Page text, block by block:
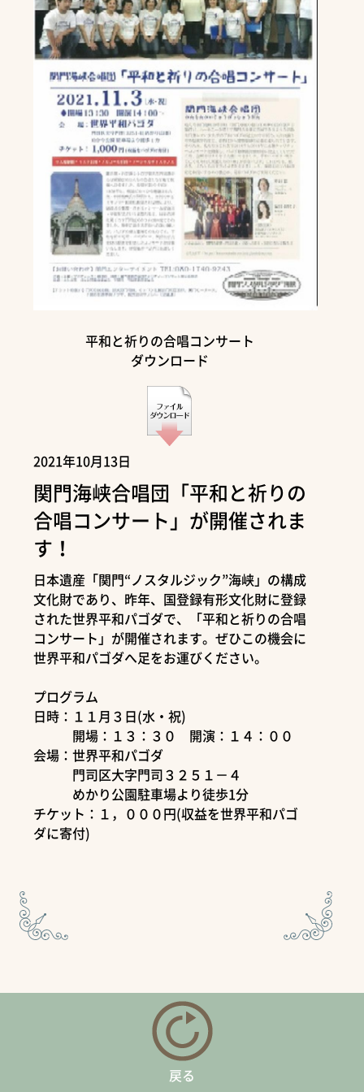
平和と祈りの合唱コンサート
ダウンロード
2021年10月13日
関門海峡合唱団「平和と祈りの
合唱コンサート」が開催されま
す！
日本遺産「関門“ノスタルジック”海峡」の構成
文化財であり、昨年、国登録有形文化財に登録
された世界平和パゴダで、「平和と祈りの合唱
コンサート」が開催されます。ぜひこの機会に
世界平和パゴダへ足をお運びください。
プログラム
日時：１１月３日(水・祝)
開場：１３：３０ 開演：１４：００
会場：世界平和パゴダ
門司区大字門司３２５１－４
めかり公園駐車場より徒歩1分
チケット：１，０００円(収益を世界平和パゴ
ダに寄付)
戻る